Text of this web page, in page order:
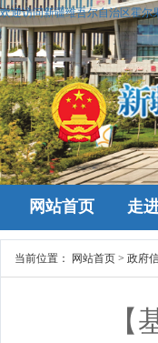
欢迎访问新疆维吾尔自治区霍尔
网站首页 走
当前位置： 网站首页 > 政府